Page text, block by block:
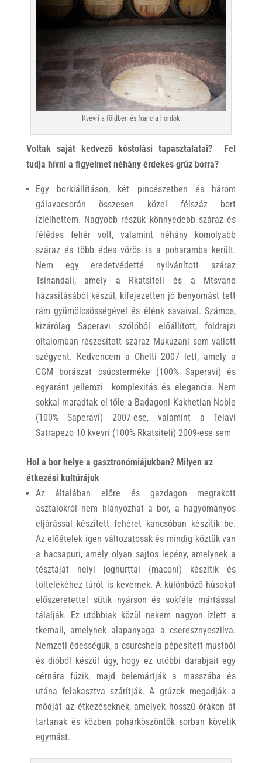
Kvevri a földben és francia hordók
Voltak saját kedvező kóstolási tapasztalatai? Fel
tudja hívni a figyelmet néhány érdekes grúz borra?
Egy borkiállításon, két pincészetben és három
gálavacsorán összesen közel félszáz bort
ízlelhettem. Nagyobb részük könnyedebb száraz és
félédes fehér volt, valamint néhány komolyabb
száraz és több édes vörös is a poharamba került.
Nem egy eredetvédetté nyilvánított száraz
Tsinandali, amely a Rkatsiteli és a Mtsvane
házasításából készül, kifejezetten jó benyomást tett
rám gyümölcsösségével és élénk savaival. Számos,
kizárólag Saperavi szőlőből előállított, földrajzi
oltalomban részesített száraz Mukuzani sem vallott
szégyent. Kedvencem a Chelti 2007 lett, amely a
CGM borászat csúcsterméke (100% Saperavi) és
egyaránt jellemzi komplexitás és elegancia. Nem
sokkal maradtak el tőle a Badagoni Kakhetian Noble
(100% Saperavi) 2007-ese, valamint a Telavi
Satrapezo 10 kvevri (100% Rkatsiteli) 2009-ese sem
Hol a bor helye a gasztronómiájukban? Milyen az
étkezési kultúrájuk
Az általában előre és gazdagon megrakott
asztalokról nem hiányozhat a bor, a hagyományos
eljárással készített fehéret kancsóban készítik be.
Az előételek igen változatosak és mindig köztük van
a hacsapuri, amely olyan sajtos lepény, amelynek a
tésztáját helyi joghurttal (maconi) készítik és
töltelékéhez túrót is kevernek. A különböző húsokat
előszeretettel sütik nyárson és sokféle mártással
tálalják. Ez utóbbiak közül nekem nagyon ízlett a
tkemali, amelynek alapanyaga a cseresznyeszilva.
Nemzeti édességük, a csurcshela pépesített mustból
és dióból készül úgy, hogy ez utóbbi darabjait egy
cérnára fűzik, majd belemártják a masszába és
utána felakasztva szárítják. A grúzok megadják a
módját az étkezéseknek, amelyek hosszú órákon át
tartanak és közben pohárköszöntők sorban követik
egymást.